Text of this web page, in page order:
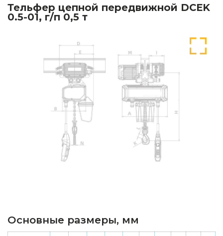
Тельфер цепной передвижной DCEK
0.5-01, г/п 0,5 т
Основные размеры, мм